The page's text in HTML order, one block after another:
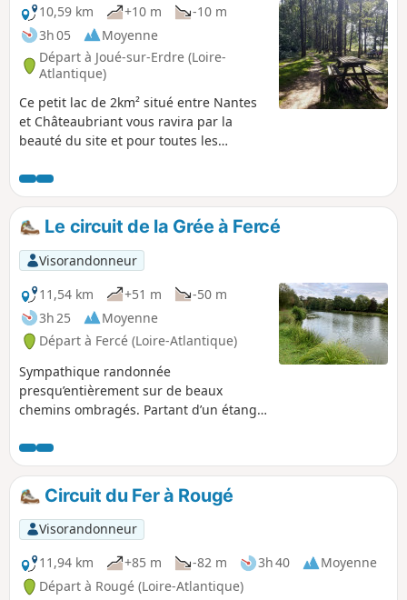
10,59 km
+10 m
-10 m
3h 05
Moyenne
Départ à Joué-sur-Erdre (Loire-
Atlantique)
Ce petit lac de 2km² situé entre Nantes
et Châteaubriant vous ravira par la
beauté du site et pour toutes les
randonnée pédestre ou équestre, VTT,
pêche, baignade, voile, etc. Le tour à
pied fait emprunter des sentiers très
agréables.
Le circuit de la Grée à Fercé
Visorandonneur
11,54 km
+51 m
-50 m
3h 25
Moyenne
Départ à Fercé (Loire-Atlantique)
Sympathique randonnée
presqu’entièrement sur de beaux
chemins ombragés. Partant d’un étang,
département de Loire-Atlantique. Vous
traverserez de vastes étendues
agricoles bordées de belles haies et
profiterez d’une nature généreuse.
Circuit du Fer à Rougé
Visorandonneur
11,94 km
+85 m -82 m 3h 40
Moyenne
Départ à Rougé (Loire-Atlantique)